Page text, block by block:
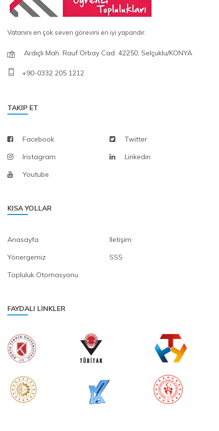
Innovation and Entrepreneurship Society
Kalite Kulübü Topluluğu
Chemical Engineering Society
Robotics and Automation Society
Siber Güvenlik Topluluğu
Sinema Topluluğu
Cinema Society
Uzay Teknolojileri Topluluğu
Space Technologies Society
Vatanını en çok seven görevini en iyi yapandır.
Ardıçlı Mah. Rauf Orbay Cad. 42250, Selçuklu/KONYA
+90-0332 205 1212
TAKIP ET
Facebook
Twitter
Instagram
Linkedin
Youtube
KISA YOLLAR
Anasayfa
Iletişim
Yönergemiz
SSS
Topluluk Otomasyonu
FAYDALI LINKLER